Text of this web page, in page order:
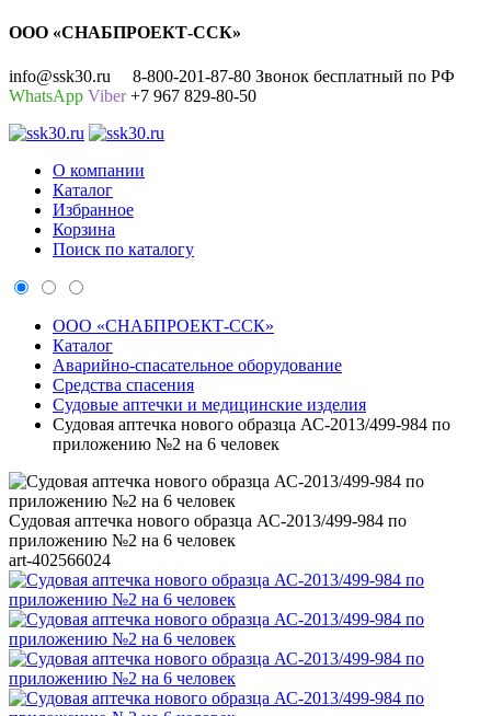
ООО «СНАБПРОЕКТ-ССК»
info@ssk30.ru
8-800-201-87-80 Звонок бесплатный по РФ
WhatsApp Viber+7 967 829-80-50
О компании
Каталог
Избранное
Корзина
Поиск по каталогу
ООО «СНАБПРОЕКТ-ССК»
Каталог
Аварийно-спасательное оборудование
Средства спасения
Судовые аптечки и медицинские изделия
Судовая аптечка нового образца АС-2013/499-984 по
приложению №2 на 6 человек
Судовая аптечка нового образца АС-2013/499-984 по
приложению №2 на 6 человек
art-402566024